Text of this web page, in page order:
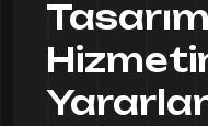
Tasarım